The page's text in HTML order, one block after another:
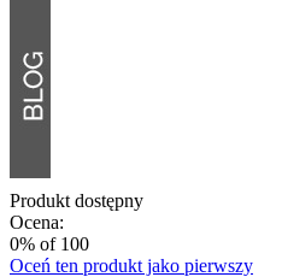
Produkt dostępny
Ocena:
0% of 100
Oceń ten produkt jako pierwszy